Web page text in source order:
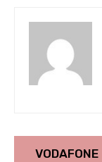
VODAFONE